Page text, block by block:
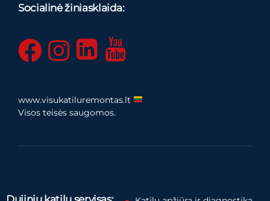
Socialinė žiniasklaida:
www.visukatiluremontas.lt
Visos teisės saugomos.